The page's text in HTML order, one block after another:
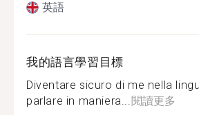
英語
我的語言學習目標
Diventare sicuro di me nella
parlare in maniera...閱讀更多